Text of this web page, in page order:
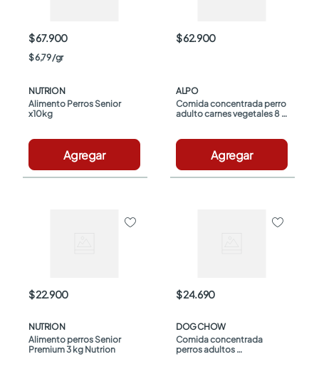
$ 67.900
$6,79/gr
NUTRION
Alimento Perros Senior
x10kg
Agregar
$ 62.900
ALPO
Comida concentrada perro
adulto carnes vegetales 8
Agregar
$ 22.900
NUTRION
Alimento perros Senior
Premium 3 kg Nutrion
$ 24.690
DOG CHOW
Comida concentrada
perros adultos